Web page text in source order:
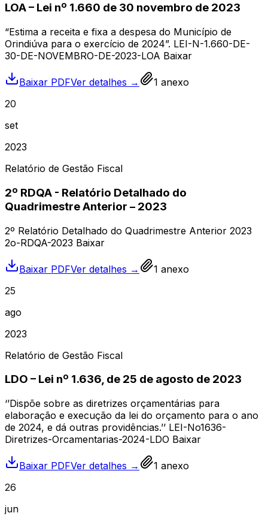
LOA – Lei nº 1.660 de 30 novembro de 2023
“Estima a receita e fixa a despesa do Município de
Orindiúva para o exercício de 2024”. LEI-N-1.660-DE-
30-DE-NOVEMBRO-DE-2023-LOA Baixar
Baixar PDFVer detalhes → 1 anexo
20
set
2023
Relatório de Gestão Fiscal
2º RDQA - Relatório Detalhado do
Quadrimestre Anterior – 2023
2º Relatório Detalhado do Quadrimestre Anterior 2023
2o-RDQA-2023 Baixar
Baixar PDFVer detalhes → 1 anexo
25
ago
2023
Relatório de Gestão Fiscal
LDO – Lei nº 1.636, de 25 de agosto de 2023
‘’Dispõe sobre as diretrizes orçamentárias para
elaboração e execução da lei do orçamento para o ano
de 2024, e dá outras providências.’’ LEI-No1636-
Diretrizes-Orcamentarias-2024-LDO Baixar
Baixar PDFVer detalhes → 1 anexo
26
jun